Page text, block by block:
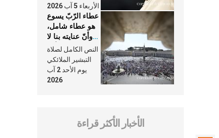
الأربعاء 5 آب 2026
عطاء الرّبّ يسوع
هو عطاء شامل،
وأنّ عنايته بنا لا
تغيب عنّا أبدًا
النص الكامل لصلاة
التبشير الملائكي
يوم الأحد 2 آب
2026
الأخبار الأكثر قراءة